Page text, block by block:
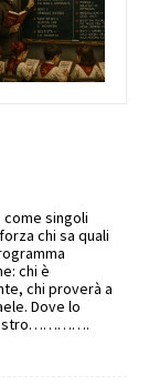
come singoli
chi sa quali
chi è
chi proverà a
Dove lo